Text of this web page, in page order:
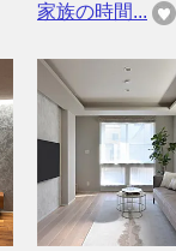
家族の時間...